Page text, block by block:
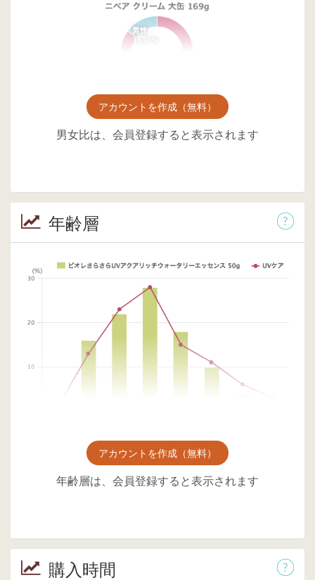
アカウントを作成（無料）
男女比は、会員登録すると表示されます
年齢層
アカウントを作成（無料）
年齢層は、会員登録すると表示されます
購入時間